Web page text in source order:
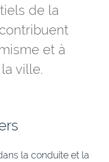
de la
et à
ville.
la conduite et la